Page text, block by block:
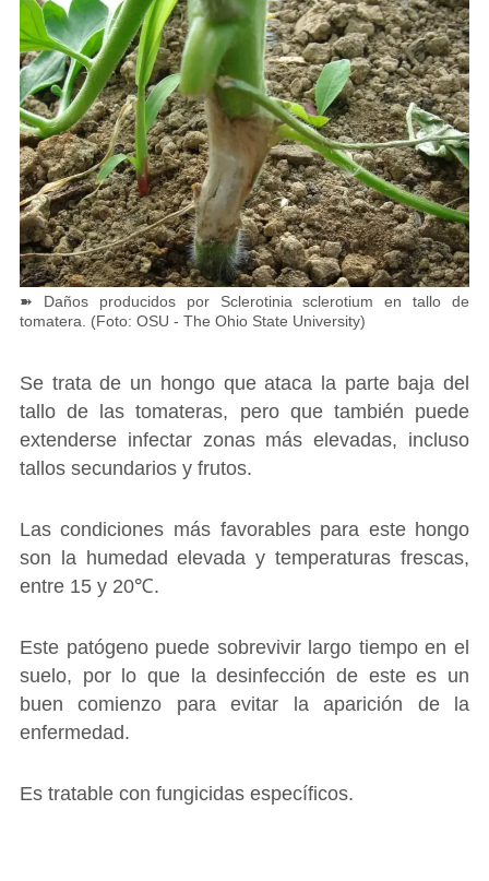
➽ Daños producidos por Sclerotinia sclerotium en tallo de
tomatera. (Foto: OSU - The Ohio State University)
Se trata de un hongo que ataca la parte baja del
tallo de las tomateras, pero que también puede
extenderse infectar zonas más elevadas, incluso
tallos secundarios y frutos.
Las condiciones más favorables para este hongo
son la humedad elevada y temperaturas frescas,
entre 15 y 20℃.
Este patógeno puede sobrevivir largo tiempo en el
suelo, por lo que la desinfección de este es un
buen comienzo para evitar la aparición de la
enfermedad.
Es tratable con fungicidas específicos.